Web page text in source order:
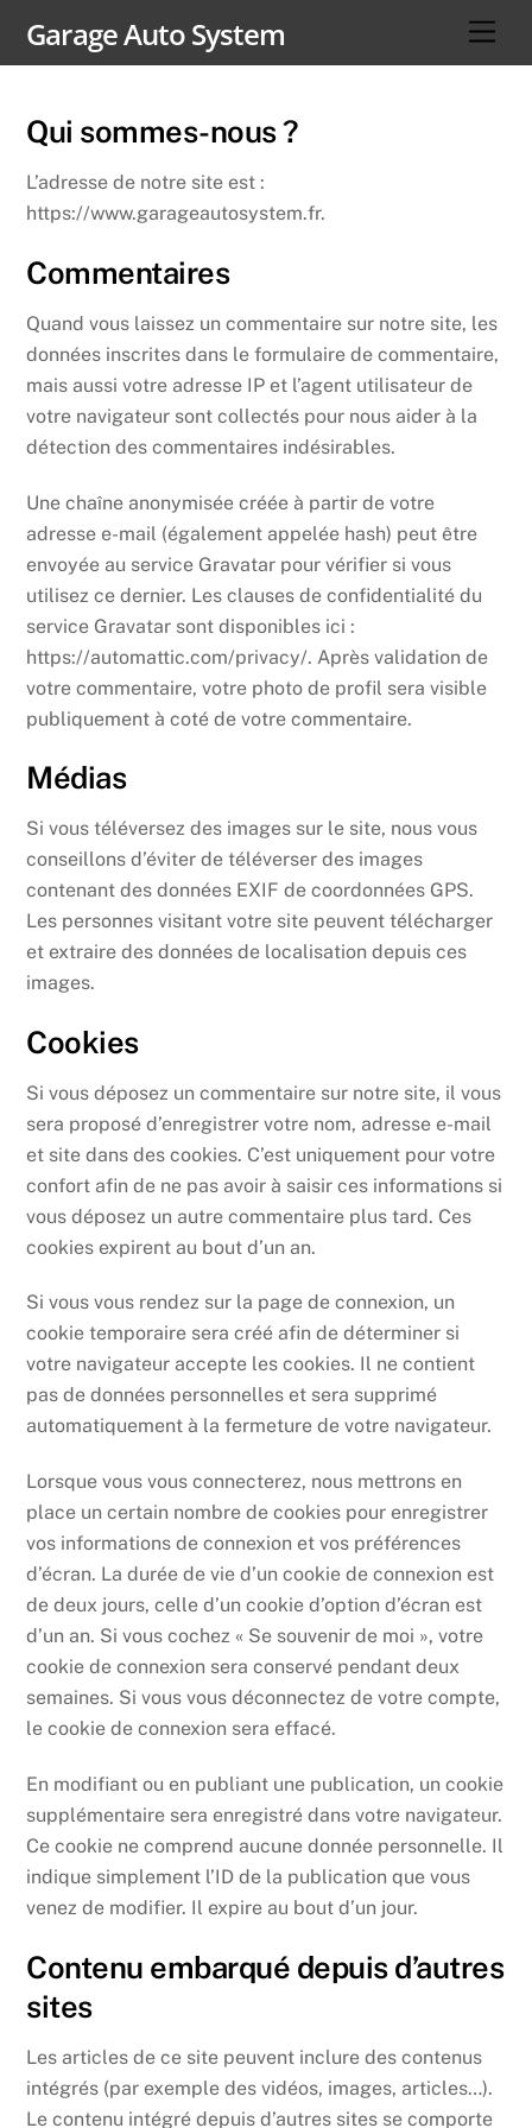
Garage Auto System
Qui sommes-nous ?
L’adresse de notre site est :
https://www.garageautosystem.fr.
Commentaires
Quand vous laissez un commentaire sur notre site, les
données inscrites dans le formulaire de commentaire,
mais aussi votre adresse IP et l’agent utilisateur de
votre navigateur sont collectés pour nous aider à la
détection des commentaires indésirables.
Une chaîne anonymisée créée à partir de votre
adresse e-mail (également appelée hash) peut être
envoyée au service Gravatar pour vérifier si vous
utilisez ce dernier. Les clauses de confidentialité du
service Gravatar sont disponibles ici :
https://automattic.com/privacy/. Après validation de
votre commentaire, votre photo de profil sera visible
publiquement à coté de votre commentaire.
Médias
Si vous téléversez des images sur le site, nous vous
conseillons d’éviter de téléverser des images
contenant des données EXIF de coordonnées GPS.
Les personnes visitant votre site peuvent télécharger
et extraire des données de localisation depuis ces
images.
Cookies
Si vous déposez un commentaire sur notre site, il vous
sera proposé d’enregistrer votre nom, adresse e-mail
et site dans des cookies. C’est uniquement pour votre
confort afin de ne pas avoir à saisir ces informations si
vous déposez un autre commentaire plus tard. Ces
cookies expirent au bout d’un an.
Si vous vous rendez sur la page de connexion, un
cookie temporaire sera créé afin de déterminer si
votre navigateur accepte les cookies. Il ne contient
pas de données personnelles et sera supprimé
automatiquement à la fermeture de votre navigateur.
Lorsque vous vous connecterez, nous mettrons en
place un certain nombre de cookies pour enregistrer
vos informations de connexion et vos préférences
d’écran. La durée de vie d’un cookie de connexion est
de deux jours, celle d’un cookie d’option d’écran est
d’un an. Si vous cochez « Se souvenir de moi », votre
cookie de connexion sera conservé pendant deux
semaines. Si vous vous déconnectez de votre compte,
le cookie de connexion sera effacé.
En modifiant ou en publiant une publication, un cookie
supplémentaire sera enregistré dans votre navigateur.
Ce cookie ne comprend aucune donnée personnelle. Il
indique simplement l’ID de la publication que vous
venez de modifier. Il expire au bout d’un jour.
Contenu embarqué depuis d’autres
sites
Les articles de ce site peuvent inclure des contenus
intégrés (par exemple des vidéos, images, articles…).
Le contenu intégré depuis d’autres sites se comporte